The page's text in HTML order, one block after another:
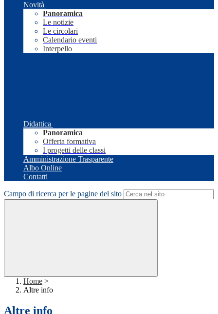
Novità
Panoramica
Le notizie
Le circolari
Calendario eventi
Interpello
Didattica
Panoramica
Offerta formativa
I progetti delle classi
Amministrazione Trasparente
Albo Online
Contatti
Campo di ricerca per le pagine del sito
Home >
Altre info
Altre info